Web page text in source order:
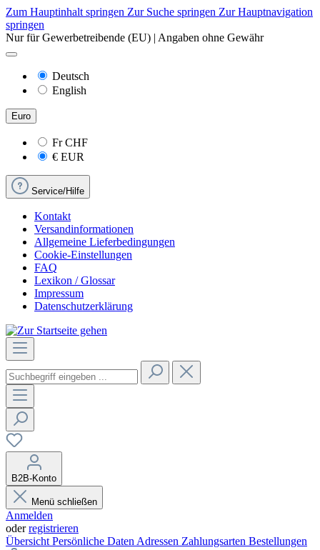
Zum Hauptinhalt springen Zur Suche springen Zur Hauptnavigation
springen
Nur für Gewerbetreibende (EU) | Angaben ohne Gewähr
Deutsch
English
Euro
FrCHF
€ EUR
Service/Hilfe
Kontakt
Versandinformationen
Allgemeine Lieferbedingungen
Cookie-Einstellungen
FAQ
Lexikon / Glossar
Impressum
Datenschutzerklärung
B2B-Konto
Menü schließen
Anmelden
oderregistrieren
Übersicht Persönliche Daten Adressen Zahlungsarten Bestellungen